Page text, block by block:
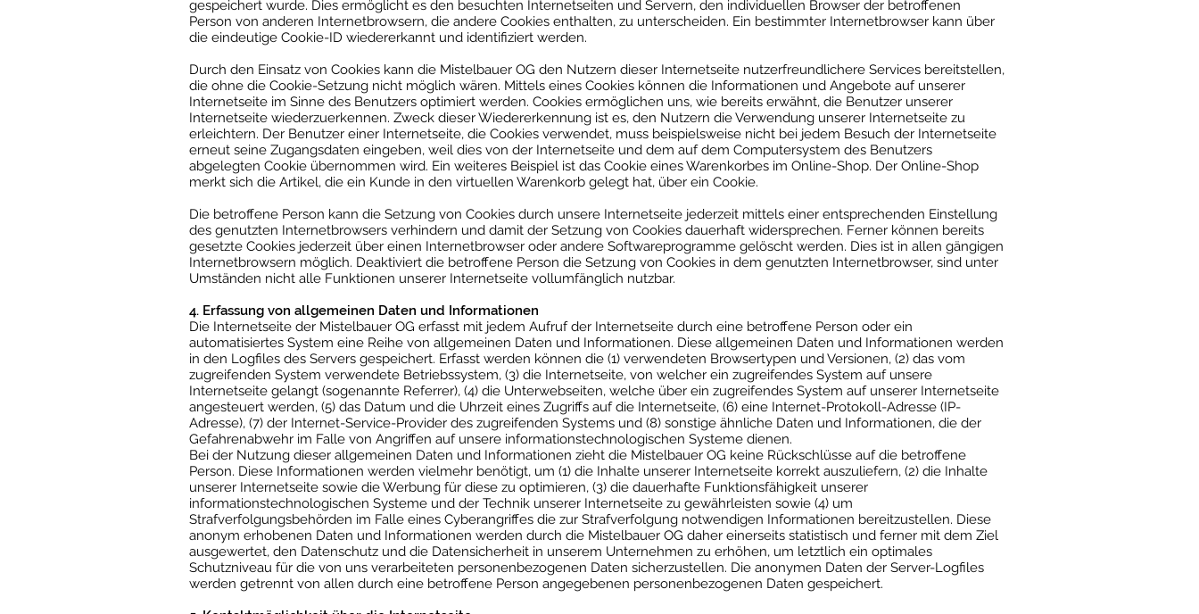
gespeichert wurde. Dies ermöglicht es den besuchten Internetseiten und Servern, den individuellen Browser der betroffenen
Person von anderen Internetbrowsern, die andere Cookies enthalten, zu unterscheiden. Ein bestimmter Internetbrowser kann über
die eindeutige Cookie-ID wiedererkannt und identifiziert werden.
Durch den Einsatz von Cookies kann die Mistelbauer OG den Nutzern dieser Internetseite nutzerfreundlichere Services bereitstellen,
die ohne die Cookie-Setzung nicht möglich wären. Mittels eines Cookies können die Informationen und Angebote auf unserer
Internetseite im Sinne des Benutzers optimiert werden. Cookies ermöglichen uns, wie bereits erwähnt, die Benutzer unserer
Internetseite wiederzuerkennen. Zweck dieser Wiedererkennung ist es, den Nutzern die Verwendung unserer Internetseite zu
erleichtern. Der Benutzer einer Internetseite, die Cookies verwendet, muss beispielsweise nicht bei jedem Besuch der Internetseite
erneut seine Zugangsdaten eingeben, weil dies von der Internetseite und dem auf dem Computersystem des Benutzers
abgelegten Cookie übernommen wird. Ein weiteres Beispiel ist das Cookie eines Warenkorbes im Online-Shop. Der Online-Shop
merkt sich die Artikel, die ein Kunde in den virtuellen Warenkorb gelegt hat, über ein Cookie.
Die betroffene Person kann die Setzung von Cookies durch unsere Internetseite jederzeit mittels einer entsprechenden Einstellung
des genutzten Internetbrowsers verhindern und damit der Setzung von Cookies dauerhaft widersprechen. Ferner können bereits
gesetzte Cookies jederzeit über einen Internetbrowser oder andere Softwareprogramme gelöscht werden. Dies ist in allen gängigen
Internetbrowsern möglich. Deaktiviert die betroffene Person die Setzung von Cookies in dem genutzten Internetbrowser, sind unter
Umständen nicht alle Funktionen unserer Internetseite vollumfänglich nutzbar.
4. Erfassung von allgemeinen Daten und Informationen
Die Internetseite der Mistelbauer OG erfasst mit jedem Aufruf der Internetseite durch eine betroffene Person oder ein
automatisiertes System eine Reihe von allgemeinen Daten und Informationen. Diese allgemeinen Daten und Informationen werden
in den Logfiles des Servers gespeichert. Erfasst werden können die (1) verwendeten Browsertypen und Versionen, (2) das vom
zugreifenden System verwendete Betriebssystem, (3) die Internetseite, von welcher ein zugreifendes System auf unsere
Internetseite gelangt (sogenannte Referrer), (4) die Unterwebseiten, welche über ein zugreifendes System auf unserer Internetseite
angesteuert werden, (5) das Datum und die Uhrzeit eines Zugriffs auf die Internetseite, (6) eine Internet-Protokoll-Adresse (IP-
Adresse), (7) der Internet-Service-Provider des zugreifenden Systems und (8) sonstige ähnliche Daten und Informationen, die der
Gefahrenabwehr im Falle von Angriffen auf unsere informationstechnologischen Systeme dienen.
Bei der Nutzung dieser allgemeinen Daten und Informationen zieht die Mistelbauer OG keine Rückschlüsse auf die betroffene
Person. Diese Informationen werden vielmehr benötigt, um (1) die Inhalte unserer Internetseite korrekt auszuliefern, (2) die Inhalte
unserer Internetseite sowie die Werbung für diese zu optimieren, (3) die dauerhafte Funktionsfähigkeit unserer
informationstechnologischen Systeme und der Technik unserer Internetseite zu gewährleisten sowie (4) um
Strafverfolgungsbehörden im Falle eines Cyberangriffes die zur Strafverfolgung notwendigen Informationen bereitzustellen. Diese
anonym erhobenen Daten und Informationen werden durch die Mistelbauer OG daher einerseits statistisch und ferner mit dem Ziel
ausgewertet, den Datenschutz und die Datensicherheit in unserem Unternehmen zu erhöhen, um letztlich ein optimales
Schutzniveau für die von uns verarbeiteten personenbezogenen Daten sicherzustellen. Die anonymen Daten der Server-Logfiles
werden getrennt von allen durch eine betroffene Person angegebenen personenbezogenen Daten gespeichert.